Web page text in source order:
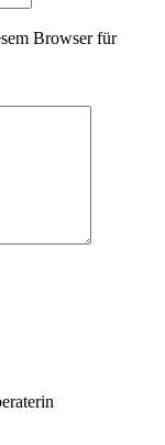
Browser für